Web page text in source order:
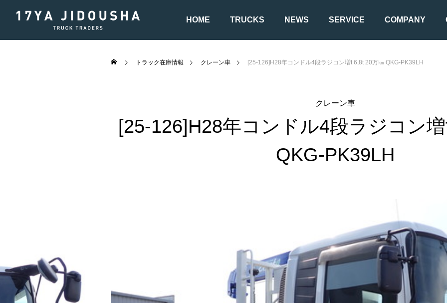
HOME TRUCKS NEWS SERVICE COMPANY
平ボディー車 冷凍車 クレーン車
フックロール / アームロール セフティロー
トラック在庫情報 クレーン車 [25-126]H28年コンドル4段ラジコン増t 6,8t 20万㎞ QKG-PK39LH
クレーン車
[25-126]H28年コンドル4段ラジコン
QKG-PK39LH